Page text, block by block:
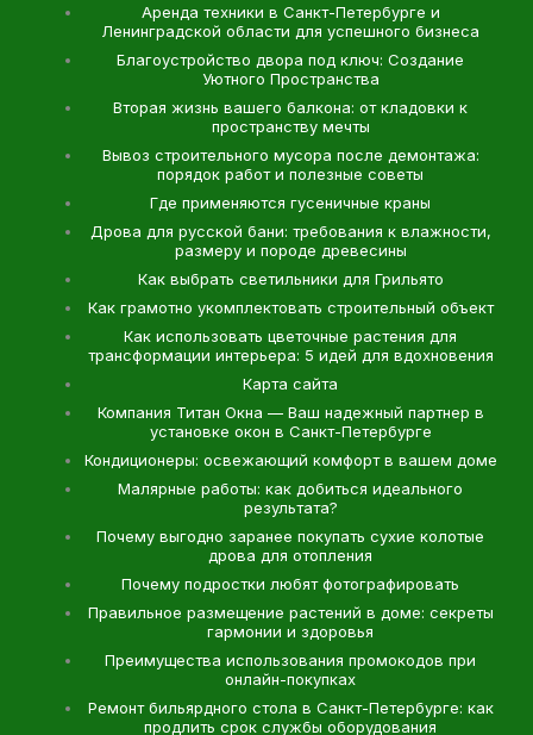
Аренда техники в Санкт-Петербурге и
Ленинградской области для успешного бизнеса
Благоустройство двора под ключ: Создание
Уютного Пространства
Вторая жизнь вашего балкона: от кладовки к
пространству мечты
Вывоз строительного мусора после демонтажа:
порядок работ и полезные советы
Где применяются гусеничные краны
Дрова для русской бани: требования к влажности,
размеру и породе древесины
Как выбрать светильники для Грильято
Как грамотно укомплектовать строительный объект
Как использовать цветочные растения для
трансформации интерьера: 5 идей для вдохновения
Карта сайта
Компания Титан Окна — Ваш надежный партнер в
установке окон в Санкт-Петербурге
Кондиционеры: освежающий комфорт в вашем доме
Малярные работы: как добиться идеального
результата?
Почему выгодно заранее покупать сухие колотые
дрова для отопления
Почему подростки любят фотографировать
Правильное размещение растений в доме: секреты
гармонии и здоровья
Преимущества использования промокодов при
онлайн-покупках
Ремонт бильярдного стола в Санкт-Петербурге: как
продлить срок службы оборудования